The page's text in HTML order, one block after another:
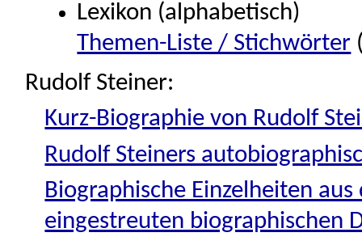
Lexikon (alphabetisch)
Themen-Liste / Stichwörter
Rudolf Steiner:
Kurz-Biographie von Rudolf
Rudolf Steiners
Biographische Einzelheiten
eingestreuten biographischen